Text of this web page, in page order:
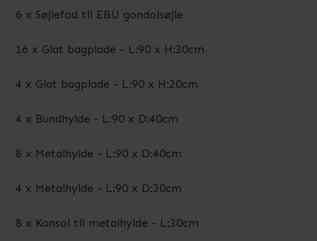
6 x Søjlefod til EBU gondolsøjle
16 x Glat bagplade - L:90 x H:30cm
4 x Glat bagplade - L:90 x H:20cm
4 x Bundhylde - L:90 x D:40cm
8 x Metalhylde - L:90 x D:40cm
4 x Metalhylde - L:90 x D:30cm
8 x Konsol til metalhylde - L:30cm